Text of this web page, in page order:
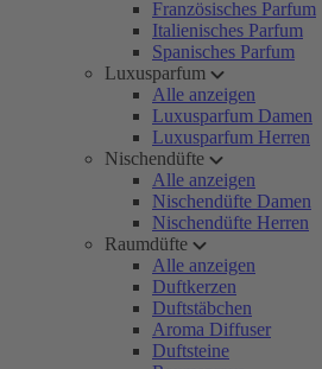
Französisches Parfum
Italienisches Parfum
Spanisches Parfum
Luxusparfum
Alle anzeigen
Luxusparfum Damen
Luxusparfum Herren
Nischendüfte
Alle anzeigen
Nischendüfte Damen
Nischendüfte Herren
Raumdüfte
Alle anzeigen
Duftkerzen
Duftstäbchen
Aroma Diffuser
Duftsteine